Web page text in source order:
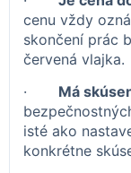
cenu vždy
skončení prác
červená vlajka.
· Má
isté ako
konkrétne